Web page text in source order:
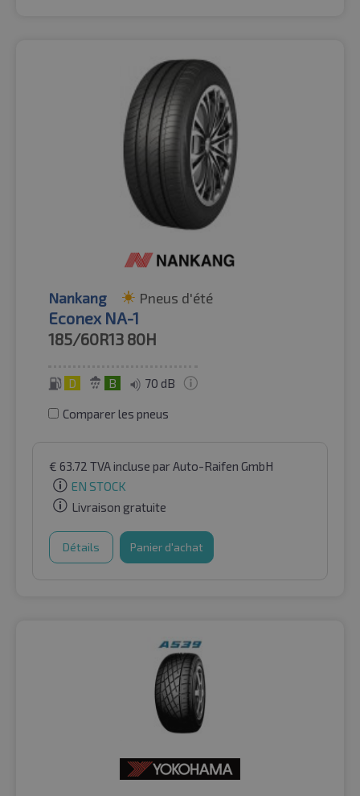
Nankang Pneus d'été
Econex NA-1
185/60R13 80H
D B 70 dB
Comparer les pneus
€ 63.72 TVA incluse par Auto-Raifen GmbH
EN STOCK
Livraison gratuite
Détails Panier d'achat